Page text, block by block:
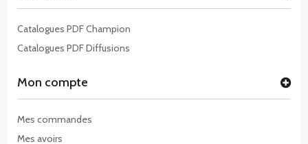
Catalogues PDF Champion
Catalogues PDF Diffusions
Mon compte
Mes commandes
Mes avoirs